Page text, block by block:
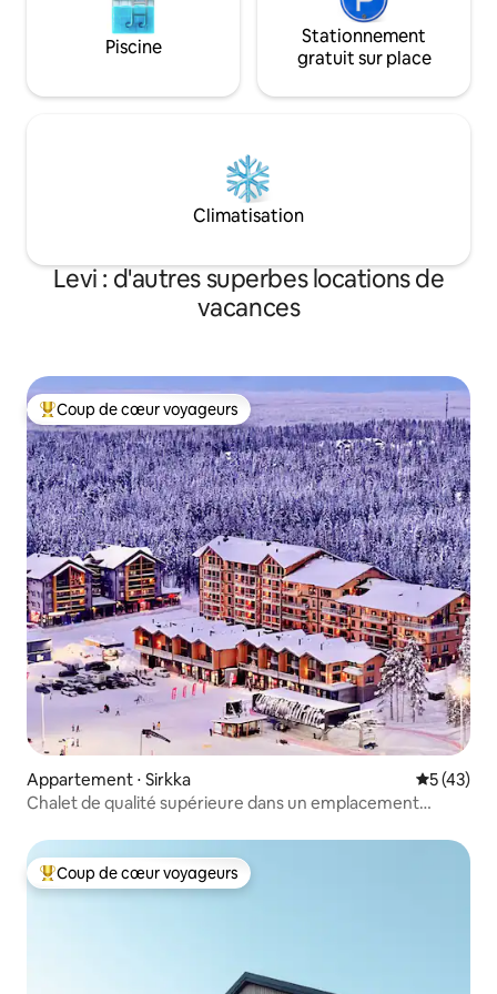
Piscine
Stationnement
gratuit sur place
Climatisation
Levi : d'autres superbes locations de
vacances
Coups de cœur voyageurs les plus appréciés
Coup de cœur voyageurs
Appartement ⋅ Sirkka
5 (43)
Chalet de qualité supérieure dans un emplacement
Coups de cœur voyageurs les plus appréciés
Coup de cœur voyageurs